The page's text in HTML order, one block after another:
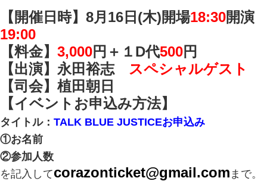
【開催日時】8月16日(木)開場18:30開演
19:00
【料金】 3,000円＋１D代500円
【出演】永田裕志 スペシャルゲスト
【司会】植田朝日
【イベントお申込み方法】
タイトル： TALK BLUE JUSTICEお申込み
①お名前
②参加人数
を記入してcorazonticket@gmail.com まで。